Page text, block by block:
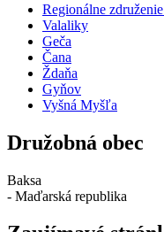
Regionálne
Valaliky
Geča
Čana
Ždaňa
Gyňov
Vyšná Myšľa
Družobná obec
Baksa
- Maďarská republika